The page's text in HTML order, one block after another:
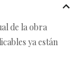
de la obra
ya están